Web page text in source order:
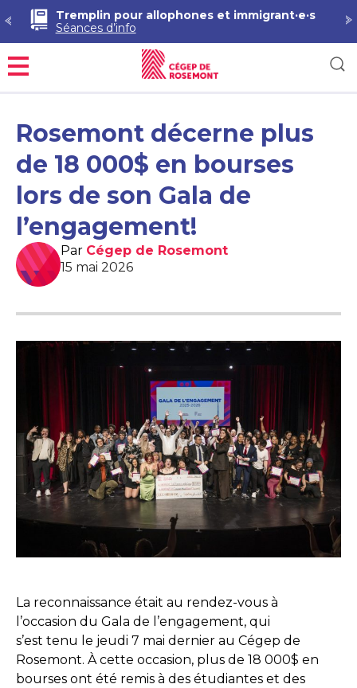
Tremplin pour allophones et immigrant·e·s
Séances d’info
Menu
Rosemont décerne plus
de 18 000$ en bourses
lors de son Gala de
l’engagement!
Par Cégep de Rosemont
15 mai 2026
La reconnaissance était au rendez-vous à
l’occasion du Gala de l’engagement, qui
s’est tenu le jeudi 7 mai dernier au Cégep de
Rosemont. À cette occasion, plus de 18 000$ en
bourses ont été remis à des étudiantes et des